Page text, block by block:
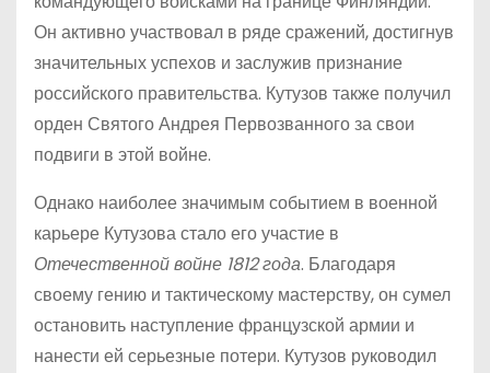
Он активно участвовал в ряде сражений, достигнув
значительных успехов и заслужив признание
российского правительства. Кутузов также получил
орден Святого Андрея Первозванного за свои
подвиги в этой войне.
Однако наиболее значимым событием в военной
карьере Кутузова стало его участие в
Отечественной войне 1812 года. Благодаря
своему гению и тактическому мастерству, он сумел
остановить наступление французской армии и
нанести ей серьезные потери. Кутузов руководил